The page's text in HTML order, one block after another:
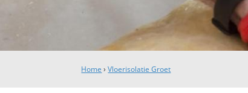
Home ›Vloerisolatie Groet